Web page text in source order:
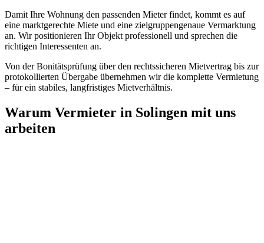
Damit Ihre Wohnung den passenden Mieter findet, kommt es auf
eine marktgerechte Miete und eine zielgruppengenaue Vermarktung
an. Wir positionieren Ihr Objekt professionell und sprechen die
richtigen Interessenten an.
Von der Bonitätsprüfung über den rechtssicheren Mietvertrag bis zur
protokollierten Übergabe übernehmen wir die komplette Vermietung
– für ein stabiles, langfristiges Mietverhältnis.
Warum Vermieter in Solingen mit uns
arbeiten